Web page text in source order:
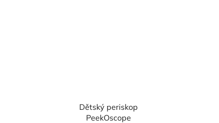
Dětský periskop
PeekOscope